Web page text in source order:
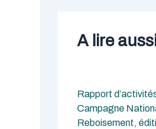
A lire
Rapport
Campagne
Reboisement,